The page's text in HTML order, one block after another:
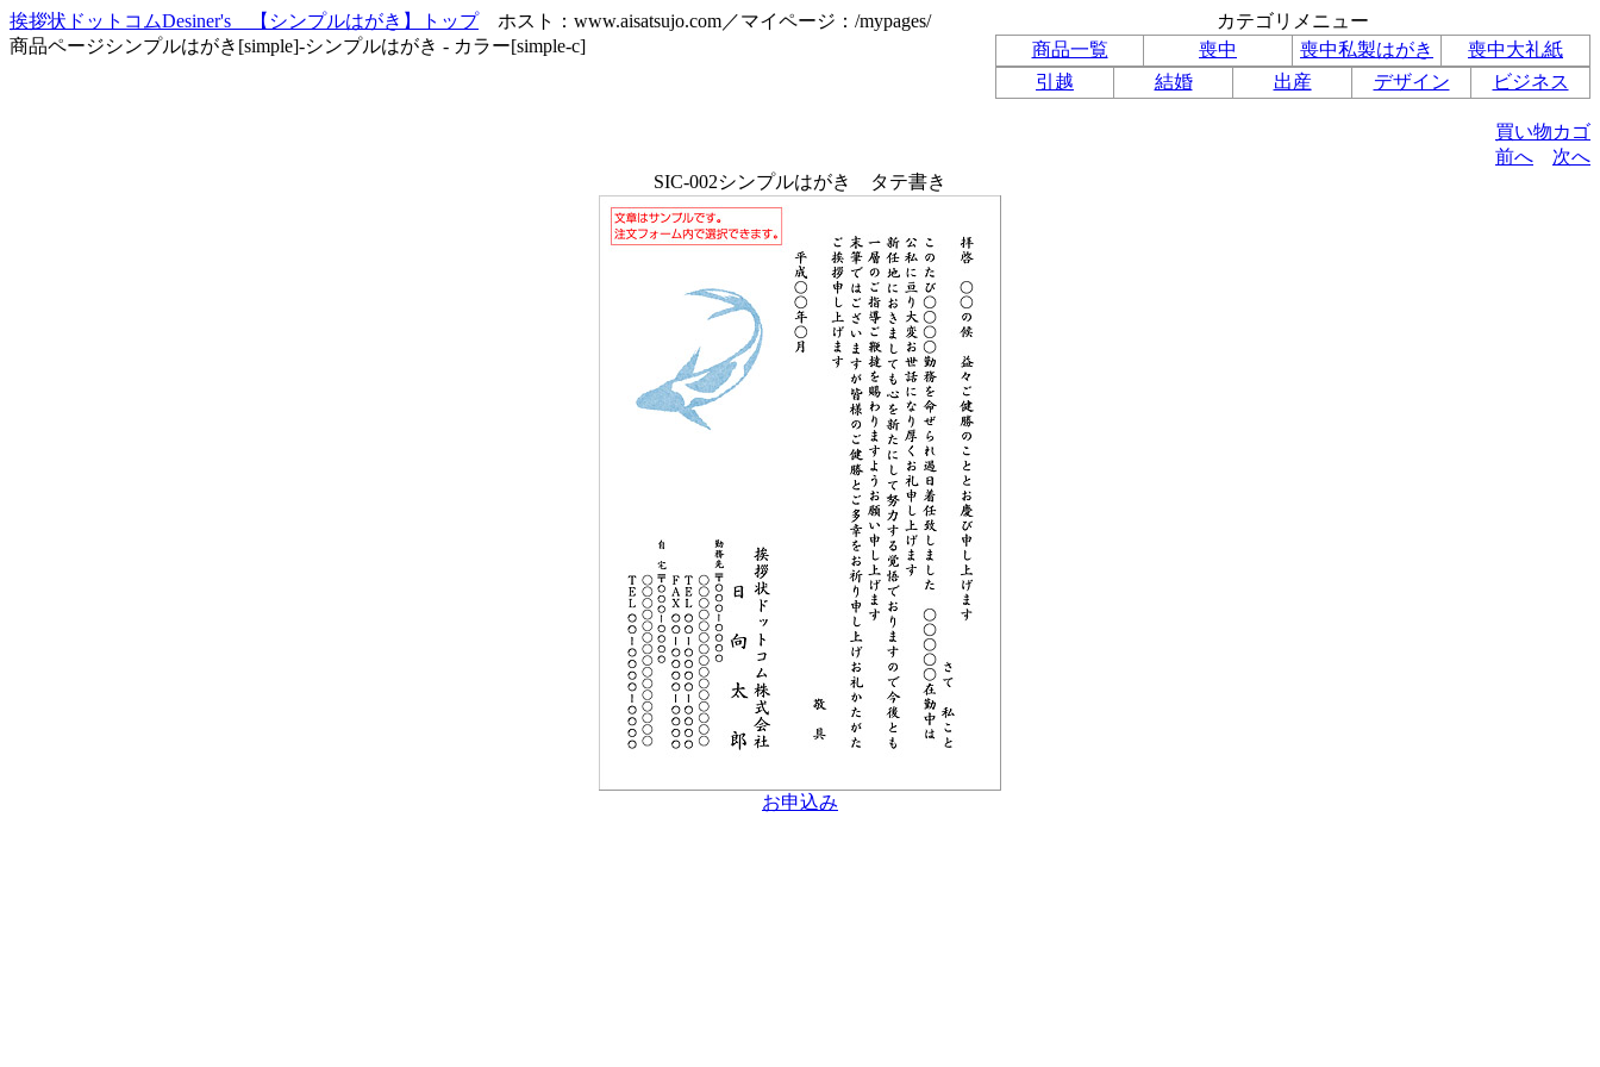
カテゴリメニュー
商品一覧
喪中 喪中私製はがき
喪中大礼紙
引越
結婚 出産 デザイン ビジネス
挨拶状ドットコムDesiner's 【シンプルはがき】トップホスト：www.aisatsujo.com／マイページ：/mypages/
商品ページシンプルはがき[simple]-シンプルはがき - カラー[simple-c]
買い物カゴ
前へ
次へ
SIC-002シンプルはがき タテ書き
お申込み